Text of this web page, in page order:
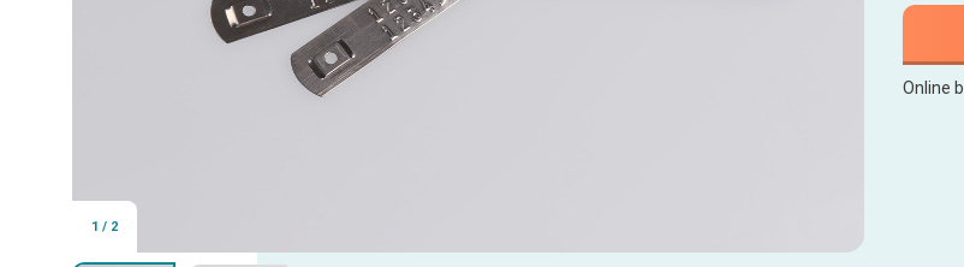
1 / 2
Online